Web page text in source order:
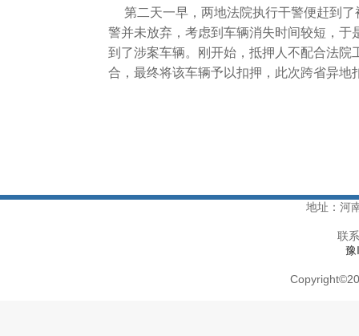
第二天一早，两地法院执行干警便赶到
警并未放弃，考虑到车辆消失时间较短，
到了涉案车辆。刚开始，抵押人不配合法
合，最终将该车辆予以扣押，此次跨省异地
地址：河
联
豫
Copyright©